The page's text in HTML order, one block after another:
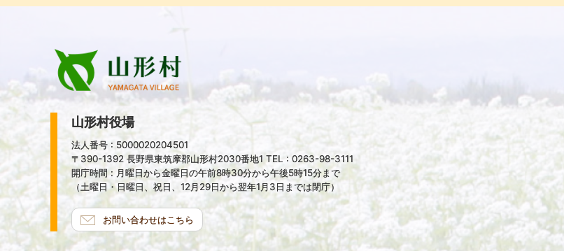
山形村役場
法人番号 : 5000020204501
〒390-1392 長野県東筑摩郡山形村2030番地1 TEL : 0263-98-3111
開庁時間 : 月曜日から金曜日の午前8時30分から午後5時15分まで
（土曜日・日曜日、祝日、12月29日から翌年1月3日までは閉庁）
お問い合わせはこちら